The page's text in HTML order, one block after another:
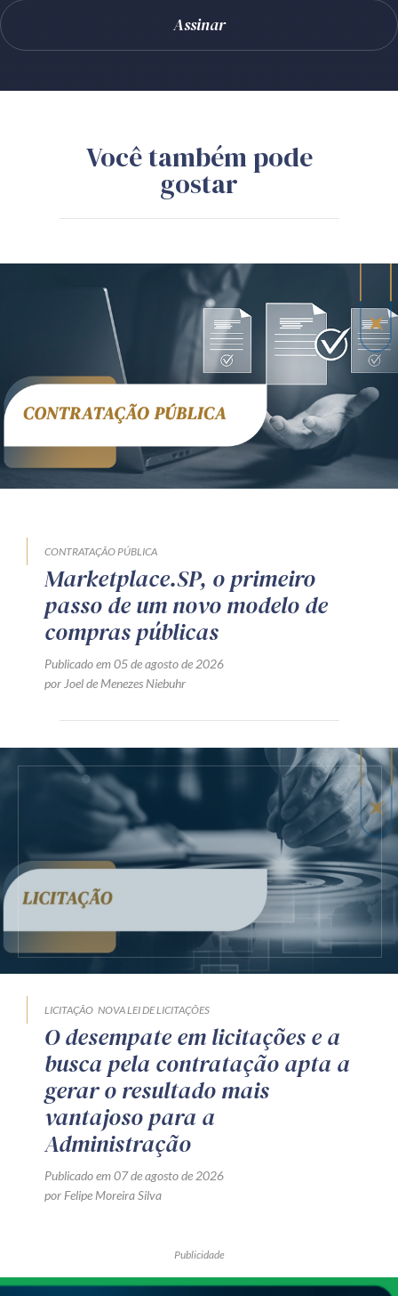
Você também pode
gostar
CONTRATAÇÃO PÚBLICA
Marketplace.SP, o primeiro
passo de um novo modelo de
compras públicas
Publicado em 05 de agosto de 2026
por Joel de Menezes Niebuhr
LICITAÇÃO NOVA LEI DE LICITAÇÕES
O desempate em licitações e a
busca pela contratação apta a
gerar o resultado mais
vantajoso para a
Administração
Publicado em 07 de agosto de 2026
por Felipe Moreira Silva
Publicidade